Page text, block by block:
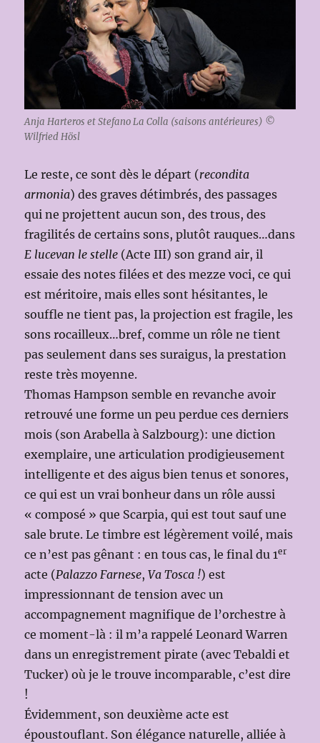
Anja Harteros et Stefano La Colla (saisons antérieures) ©
Wilfried Hösl
Le reste, ce sont dès le départ (recondita
armonia) des graves détimbrés, des passages
qui ne projettent aucun son, des trous, des
fragilités de certains sons, plutôt rauques…dans
E lucevan le stelle (Acte III) son grand air, il
essaie des notes filées et des mezze voci, ce qui
est méritoire, mais elles sont hésitantes, le
souffle ne tient pas, la projection est fragile, les
sons rocailleux…bref, comme un rôle ne tient
pas seulement dans ses suraigus, la prestation
reste très moyenne.
Thomas Hampson semble en revanche avoir
retrouvé une forme un peu perdue ces derniers
mois (son Arabella à Salzbourg): une diction
exemplaire, une articulation prodigieusement
intelligente et des aigus bien tenus et sonores,
ce qui est un vrai bonheur dans un rôle aussi
« composé » que Scarpia, qui est tout sauf une
sale brute. Le timbre est légèrement voilé, mais
ce n’est pas gênant : en tous cas, le final du 1er
acte (Palazzo Farnese,Va Tosca !) est
impressionnant de tension avec un
accompagnement magnifique de l’orchestre à
ce moment-là : il m’a rappelé Leonard Warren
dans un enregistrement pirate (avec Tebaldi et
Tucker) où je le trouve incomparable, c’est dire
!
Évidemment, son deuxième acte est
époustouflant. Son élégance naturelle, alliée à